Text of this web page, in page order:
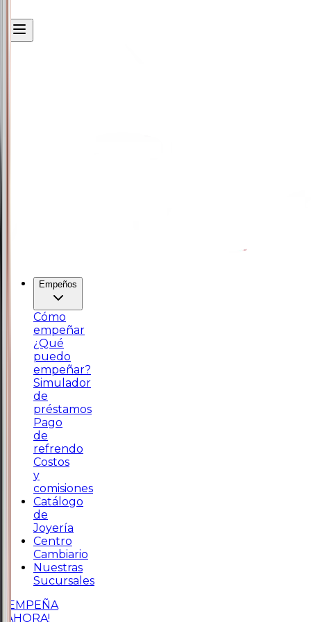
Empeños
Cómo
empeñar
¿Qué
puedo
empeñar?
Simulador
de
préstamos
Pago
de
refrendo
Costos
y
comisiones
Catálogo
de
Joyería
Centro
Cambiario
Nuestras
Sucursales
¡EMPEÑA
AHORA!